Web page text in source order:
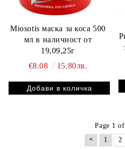
Miosotis маска за коса 500
мл в наличност от
19,09,25г
€8.08
15.80лв.
Page 1
«
1 2